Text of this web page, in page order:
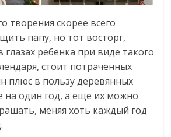
творения скорее всего
папу, но тот восторг,
ребенка при виде такого
стоит потраченных
плюс в пользу деревянных
на один год, а еще их можно
меняя хоть каждый год